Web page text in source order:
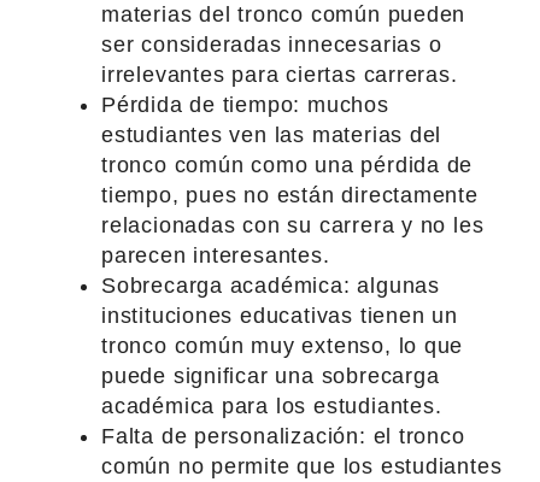
materias del tronco común pueden
ser consideradas innecesarias o
irrelevantes para ciertas carreras.
Pérdida de tiempo: muchos
estudiantes ven las materias del
tronco común como una pérdida de
tiempo, pues no están directamente
relacionadas con su carrera y no les
parecen interesantes.
Sobrecarga académica: algunas
instituciones educativas tienen un
tronco común muy extenso, lo que
puede significar una sobrecarga
académica para los estudiantes.
Falta de personalización: el tronco
común no permite que los estudiantes